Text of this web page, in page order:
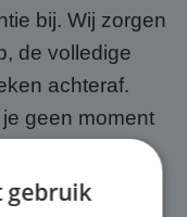
bij. Wij zorgen
de volledige
achteraf.
geen moment
dat is ónze
gebruik